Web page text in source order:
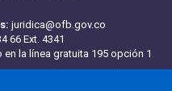
juridica@ofb.gov.co
66 Ext. 4341
en la línea gratuita 195 opción 1